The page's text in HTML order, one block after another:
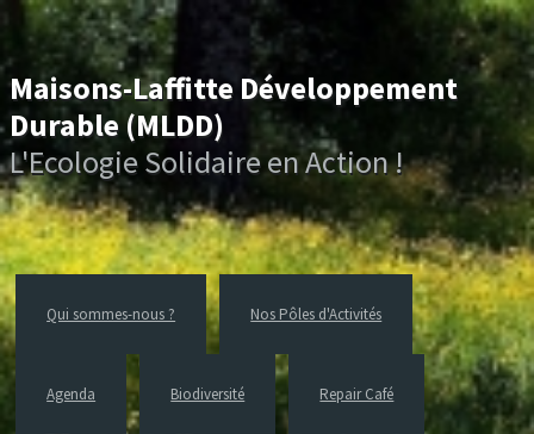
Maisons-Laffitte Développement
Durable (MLDD)
L'Ecologie Solidaire en Action !
Qui sommes-nous ? Nos Pôles d'Activités
Agenda Biodiversité Repair Café